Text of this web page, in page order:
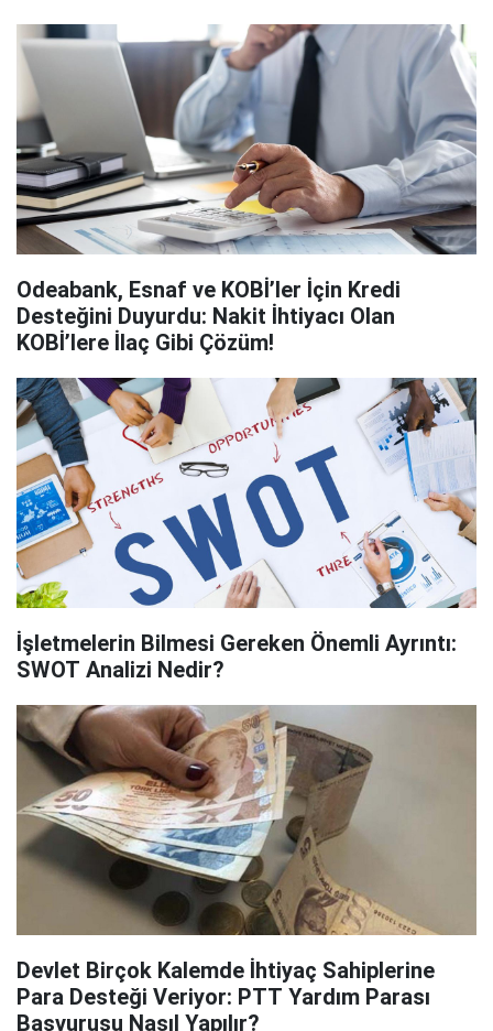
Odeabank, Esnaf ve KOBİ’ler İçin Kredi
Desteğini Duyurdu: Nakit İhtiyacı Olan
KOBİ’lere İlaç Gibi Çözüm!
İşletmelerin Bilmesi Gereken Önemli Ayrıntı:
SWOT Analizi Nedir?
Devlet Birçok Kalemde İhtiyaç Sahiplerine
Para Desteği Veriyor: PTT Yardım Parası
Başvurusu Nasıl Yapılır?